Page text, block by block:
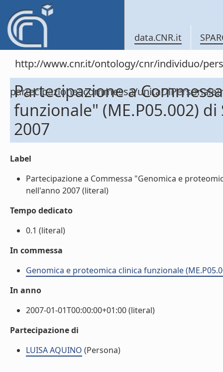
data.CNR.it
http://www.cnr.it/ontology/cnr/individuo/
partecipazioneacommessa/
Partecipazione a
funzionale" (ME.P05.002) di
2007
Label
Partecipazione a Commessa "Genomica e
nell'anno 2007 (literal)
Tempo dedicato
0.1 (literal)
In commessa
Genomica e proteomica clinica funzionale
In anno
2007-01-01T00:00:00+01:00 (literal)
Partecipazione di
LUISA AQUINO (Persona)